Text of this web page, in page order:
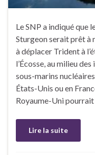
Le SNP a indiqué que
Sturgeon serait prêt
à déplacer Trident à
l’Écosse, au milieu
sous-marins
États-Unis ou en
Royaume-Uni pourrait
Lire la suite